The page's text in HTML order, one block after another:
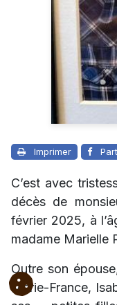
Imprimer
C’est avec
décès de
février 2025, à
madame Marielle
Outre son
Marie-France,